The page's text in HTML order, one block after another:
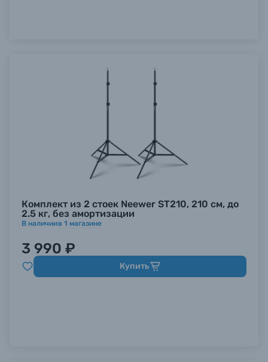
Комплект из 2 стоек Neewer ST210, 210 см, до
2.5 кг, без амортизации
В наличиив 1 магазине
3 990 ₽
Купить